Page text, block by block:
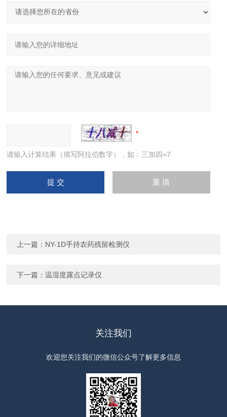
请输入计算结果（填写阿拉伯数字），如：三加四=7
上一篇： NY-1D手持农药残留检测仪
下一篇：温湿度露点记录仪
关注我们
欢迎您关注我们的微信公众号了解更多信息